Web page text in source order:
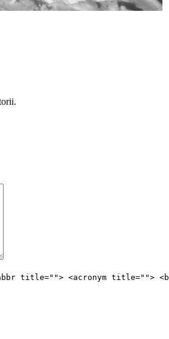
title=""> <acronym title=""> <b>